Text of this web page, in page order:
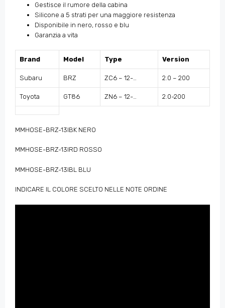
Gestisce il rumore della cabina
Silicone a 5 strati per una maggiore resistenza
Disponibile in nero, rosso e blu
Garanzia a vita
Brand Model Type Version
Subaru BRZ ZC6 – 12-… 2.0 – 200
Toyota GT86 ZN6 – 12-… 2.0-200
MMHOSE-BRZ-13IBK NERO
MMHOSE-BRZ-13IRD ROSSO
MMHOSE-BRZ-13IBL BLU
INDICARE IL COLORE SCELTO NELLE NOTE ORDINE